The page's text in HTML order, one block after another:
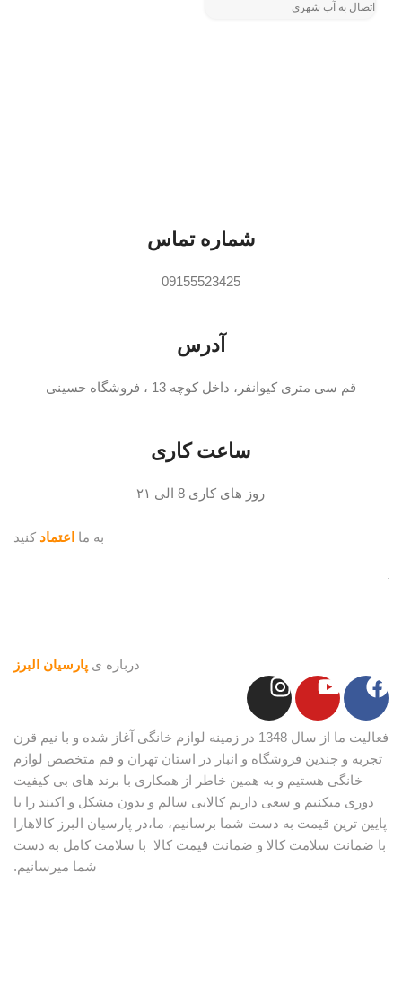
اتصال به آب شهری
شماره تماس
09155523425
آدرس
قم سی متری کیوانفر، داخل کوچه 13 ، فروشگاه حسینی
ساعت کاری
روز های کاری 8 الی ۲۱
درباره ی پارسیان البرز
فعالیت ما از سال 1348 در زمینه لوازم خانگی آغاز شده و با نیم قرن
تجربه و چندین فروشگاه و انبار در استان تهران و قم متخصص لوازم
خانگی هستیم و به همین خاطر از همکاری با برند های بی کیفیت
دوری میکنیم و سعی داریم کالایی سالم و بدون مشکل و اکبند را با
پایین ترین قیمت به دست شما برسانیم، ما،در پارسیان البرز کالاهارا
با ضمانت سلامت کالا و ضمانت قیمت کالا با سلامت کامل به دست
شما میرسانیم.
به ما اعتماد کنید